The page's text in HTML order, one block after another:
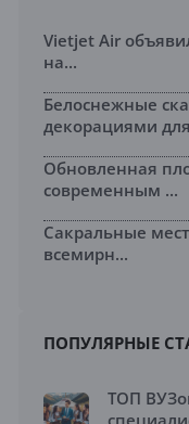
Vietjet Air
на...
Белоснежные
декорациями
Обновленная
современным ...
Сакральные
всемирн...
ПОПУЛЯРНЫЕ
ТОП